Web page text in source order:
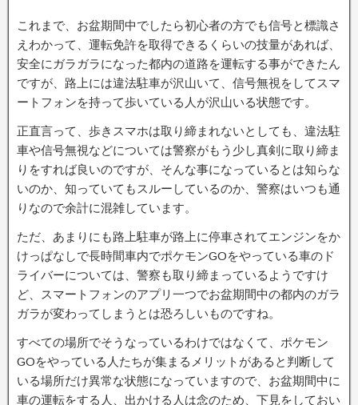
これまで、お盆期間中でしたら初心者の方でも信号と標識さ
えわかって、運転免許を取得できるくらいの技量があれば、
安全にガラガラになった都内の道路を運転する事ができたん
ですが、路上には違法駐車が沢山いて、信号無視をしてスマ
ートフォンを持って歩いている人が沢山いる状態です。
正直言って、歩きスマホは取り締まれないとしても、違法駐
車や信号無視などについては警察がもう少し真剣に取り締ま
りをすれば良いのですが、そんな事になっているとは知らな
いのか、知っていてもスルーしているのか、警察はいつも通
りなので余計に混雑しています。
ただ、あまりにも路上駐車が路上に停車されてエンジンをか
けっぱなしで長時間車内でポケモンGOをやっている車のド
ライバーについては、警察も取り締まっているようですけ
ど、スマートフォンのアプリ一つでお盆期間中の都内のガラ
ガラが変わってしまうとは恐ろしいものですね。
すべての場所でそうなっているわけではなくて、ポケモン
GOをやっている人たちが集まるメリットがあると判断して
いる場所だけ異常な状態になっていますので、お盆期間中に
車の運転をする人、出かける人は念のため、下見をしておい